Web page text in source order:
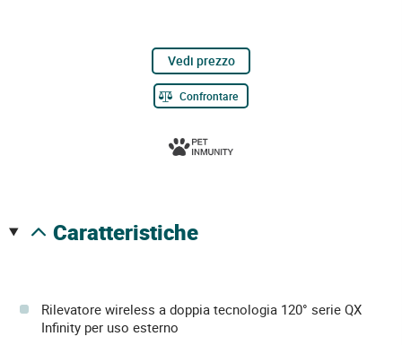
Vedi prezzo
Confrontare
caratteristiche
Rilevatore wireless a doppia tecnologia 120° serie QX
Infinity per uso esterno